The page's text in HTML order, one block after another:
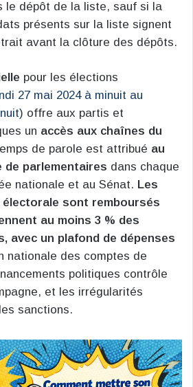
le dépôt de la liste, sauf si la
présents sur la liste signent
avant la clôture des dépôts​​.
pour les élections
27 mai 2024 à minuit au
) offre aux partis et
un accès aux chaînes du
de parole est attribué au
de parlementaires dans chaque
nationale et au Sénat. Les
électorale sont remboursés
au moins 3 % des
avec un plafond de dépenses
nationale des comptes de
politiques contrôle
et les irrégularités
sanctions​​.